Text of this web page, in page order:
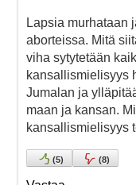
Lapsia murhataan
aborteissa. Mitä
viha sytytetään
kansallismielisyys
Jumalan ja
maan ja kansan.
kansallismielisyys
(5) (8)